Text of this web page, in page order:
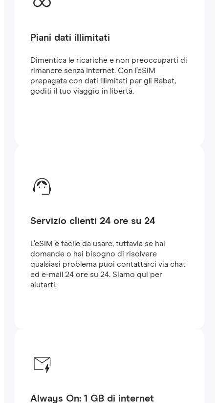
Piani dati illimitati
Dimentica le ricariche e non preoccuparti di
rimanere senza Internet. Con l’eSIM
prepagata con dati illimitati per gli Rabat,
goditi il tuo viaggio in libertà.
Servizio clienti 24 ore su 24
L’eSIM è facile da usare, tuttavia se hai
domande o hai bisogno di risolvere
qualsiasi problema puoi contattarci via chat
ed e-mail 24 ore su 24. Siamo qui per
aiutarti.
Always On: 1 GB di internet